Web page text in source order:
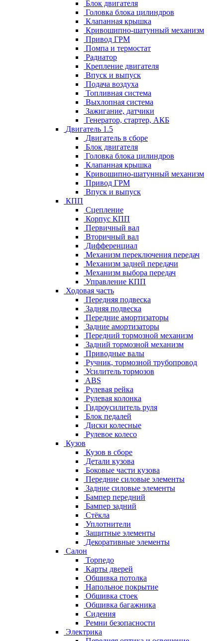
Блок двигателя
Головка блока цилиндров
Клапанная крышка
Кривошипно-шатунный механизм
Привод ГРМ
Помпа и термостат
Радиатор
Крепление двигателя
Впуск и выпуск
Подача воздуха
Топливная система
Выхлопная система
Зажигание, датчики
Генератор, стартер, АКБ
Двигатель 1.5
Двигатель в сборе
Блок двигателя
Головка блока цилиндров
Клапанная крышка
Кривошипно-шатунный механизм
Привод ГРМ
Впуск и выпуск
КПП
Сцепление
Корпус КПП
Первичный вал
Вторичный вал
Дифференциал
Механизм переключения передач
Механизм задней передачи
Механизм выбора передач
Управление КПП
Ходовая часть
Передняя подвеска
Задняя подвеска
Передние амортизаторы
Задние амортизаторы
Передний тормозной механизм
Задний тормозной механизм
Приводные валы
Ручник, тормозной трубопровод
Усилитель тормозов
ABS
Рулевая рейка
Рулевая колонка
Гидроусилитель руля
Блок педалей
Диски колесные
Рулевое колесо
Кузов
Кузов в сборе
Детали кузова
Боковые части кузова
Передние силовые элементы
Задние силовые элементы
Бампер передний
Бампер задний
Стёкла
Уплотнители
Защитные элементы
Декоративные элементы
Салон
Торпедо
Карты дверей
Обшивка потолка
Напольное покрытие
Обшивка стоек
Обшивка багажника
Сидения
Ремни безопасности
Электрика